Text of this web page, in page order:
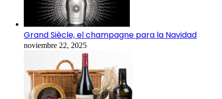
Grand Siècle, el champagne para la Navidad
noviembre 22, 2025